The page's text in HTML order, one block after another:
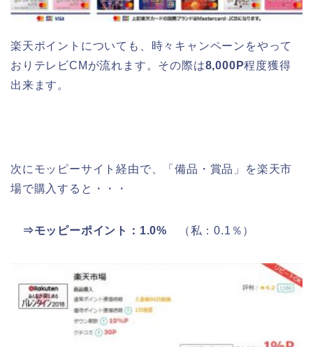
楽天ポイントについても、時々キャンペーンをやって
おりテレビCMが流れます。その際は8,000P程度獲得
出来ます。
次にモッピーサイト経由で、「備品・賞品」を楽天市
場で購入すると・・・
⇒モッピーポイント：1.0% （私：0.1％）